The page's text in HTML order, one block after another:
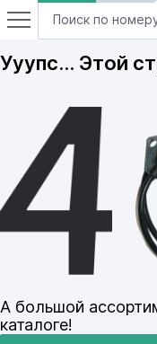
Ууупс… Этой
А большой
каталоге!